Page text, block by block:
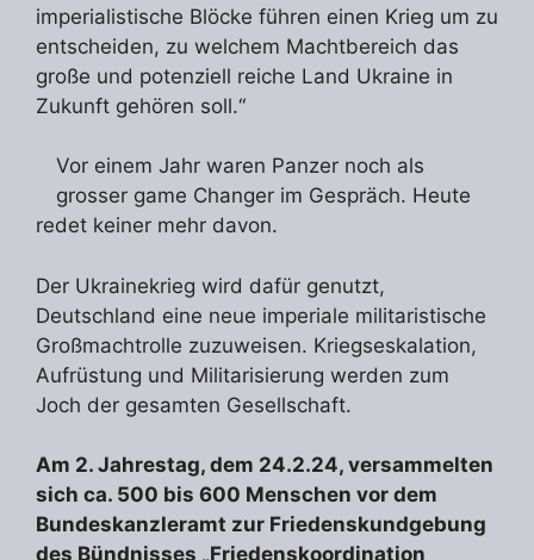
imperialistische Blöcke führen einen Krieg um zu
entscheiden, zu welchem Machtbereich das
große und potenziell reiche Land Ukraine in
Zukunft gehören soll.“
Vor einem Jahr waren Panzer noch als
grosser game Changer im Gespräch. Heute
redet keiner mehr davon.
Der Ukrainekrieg wird dafür genutzt,
Deutschland eine neue imperiale militaristische
Großmachtrolle zuzuweisen. Kriegseskalation,
Aufrüstung und Militarisierung werden zum
Joch der gesamten Gesellschaft.
Am 2. Jahrestag, dem 24.2.24, versammelten
sich ca. 500 bis 600 Menschen vor dem
Bundeskanzleramt zur Friedenskundgebung
des Bündnisses „Friedenskoordination